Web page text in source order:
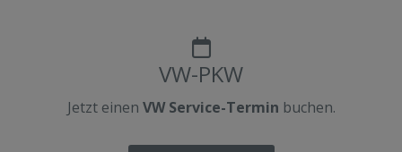
VW-PKW
Jetzt einen VW Service-Termin buchen.